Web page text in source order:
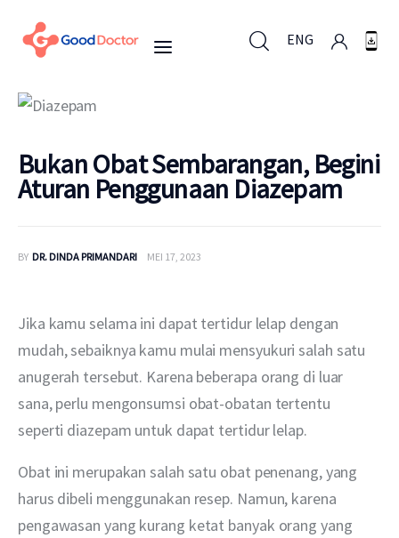
ENG
Untuk Bisnis
Berita
Layanan
Bukan Obat Sembarangan, Begini
Aturan Penggunaan Diazepam
BY DR. DINDA PRIMANDARI MEI 17, 2023
Jika kamu selama ini dapat tertidur lelap dengan
mudah, sebaiknya kamu mulai mensyukuri salah satu
anugerah tersebut. Karena beberapa orang di luar
sana, perlu mengonsumsi obat-obatan tertentu
seperti diazepam untuk dapat tertidur lelap.
Obat ini merupakan salah satu obat penenang, yang
harus dibeli menggunakan resep. Namun, karena
pengawasan yang kurang ketat banyak orang yang